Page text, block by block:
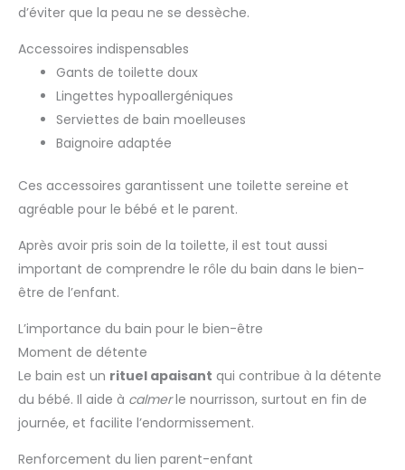
d’éviter que la peau ne se dessèche.
Accessoires indispensables
Gants de toilette doux
Lingettes hypoallergéniques
Serviettes de bain moelleuses
Baignoire adaptée
Ces accessoires garantissent une toilette sereine et
agréable pour le bébé et le parent.
Après avoir pris soin de la toilette, il est tout aussi
important de comprendre le rôle du bain dans le bien-
être de l’enfant.
L’importance du bain pour le bien-être
Moment de détente
Le bain est un rituel apaisant qui contribue à la détente
du bébé. Il aide à calmerle nourrisson, surtout en fin de
journée, et facilite l’endormissement.
Renforcement du lien parent-enfant